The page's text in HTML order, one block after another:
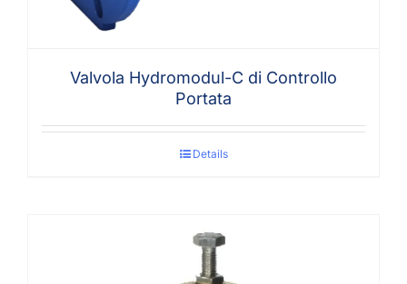
Valvola Hydromodul-C di Controllo
Portata
Details